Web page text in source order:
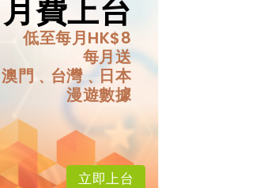
費上台
低至每月HK$8
每月送
門﹑台灣﹑日本
漫遊數據
立即上台